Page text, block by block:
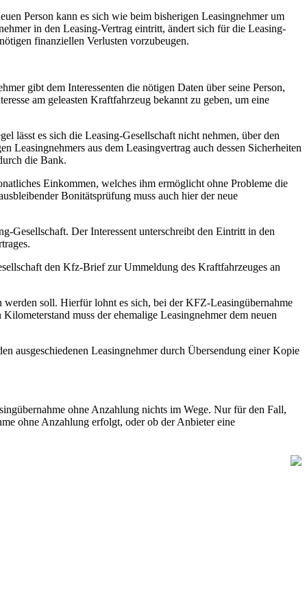
Person kann es sich wie beim bisherigen Leasingnehmer um
in den Leasing-Vertrag eintritt, ändert sich für die Leasing-
finanziellen Verlusten vorzubeugen.
gibt dem Interessenten die nötigen Daten über seine Person,
am geleasten Kraftfahrzeug bekannt zu geben, um eine
lässt es sich die Leasing-Gesellschaft nicht nehmen, über den
aus dem Leasingvertrag auch dessen Sicherheiten
die Bank.
Einkommen, welches ihm ermöglicht ohne Probleme die
Bonitätsprüfung muss auch hier der neue
Gesellschaft. Der Interessent unterschreibt den Eintritt in den
den Kfz-Brief zur Ummeldung des Kraftfahrzeuges an
soll. Hierfür lohnt es sich, bei der KFZ-Leasingübernahme
muss der ehemalige Leasingnehmer dem neuen
ausgeschiedenen Leasingnehmer durch Übersendung einer Kopie
ohne Anzahlung nichts im Wege. Nur für den Fall,
ohne Anzahlung erfolgt, oder ob der Anbieter eine